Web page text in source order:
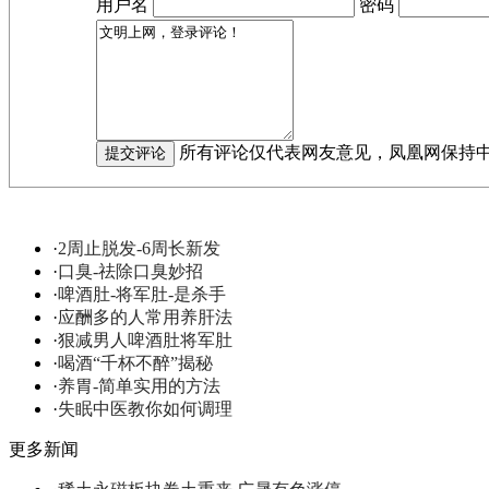
用户名
密码
所有评论仅代表网友意见，凤凰网保持中
·2周止脱发-6周长新发
·口臭-祛除口臭妙招
·啤酒肚-将军肚-是杀手
·应酬多的人常用养肝法
·狠减男人啤酒肚将军肚
·喝酒“千杯不醉”揭秘
·养胃-简单实用的方法
·失眠中医教你如何调理
更多新闻